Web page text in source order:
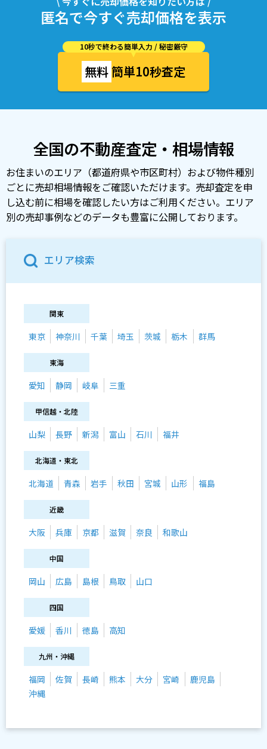
匿名で今すぐ売却価格を表示
10秒で終わる簡単入力 / 秘密厳守
無料簡単10秒査定
全国の不動産査定・相場情報
お住まいのエリア（都道府県や市区町村）および物件種別
ごとに売却相場情報をご確認いただけます。売却査定を申
し込む前に相場を確認したい方はご利用ください。エリア
別の売却事例などのデータも豊富に公開しております。
エリア検索
関東
東京 神奈川 千葉 埼玉 茨城 栃木 群馬
東海
愛知 静岡 岐阜 三重
甲信越・北陸
山梨 長野 新潟 富山 石川 福井
北海道・東北
北海道 青森 岩手 秋田 宮城 山形 福島
近畿
大阪 兵庫 京都 滋賀 奈良 和歌山
中国
岡山 広島 島根 鳥取 山口
四国
愛媛 香川 徳島 高知
九州・沖縄
福岡 佐賀 長崎 熊本 大分 宮崎
鹿児島
沖縄